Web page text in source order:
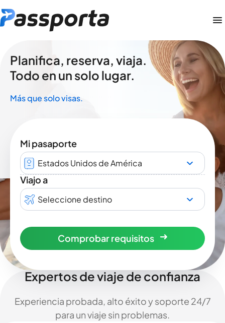
Planifica, reserva, viaja.
Todo en un solo lugar.
Más que solo visas.
Mi pasaporte
Estados Unidos de América
Viajo a
Seleccione destino
Comprobar requisitos
Expertos de viaje de confianza
Experiencia probada, alto éxito y soporte 24/7
para un viaje sin problemas.